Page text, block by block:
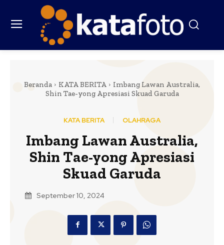
Beranda KATA BERITA
Imbang Lawan Australia,
Shin Tae-yong Apresiasi Skuad Garuda
KATA BERITA OLAHRAGA
Imbang Lawan Australia,
Shin Tae-yong Apresiasi
Skuad Garuda
September 10, 2024